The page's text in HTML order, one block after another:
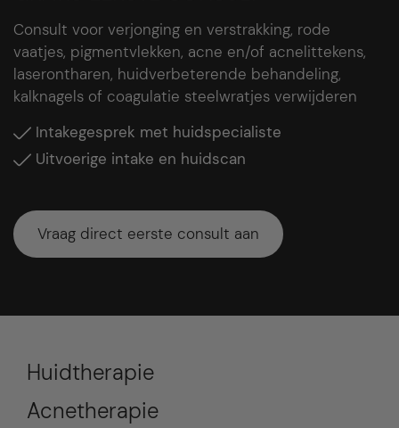
Consult voor verjonging en verstrakking, rode
vaatjes, pigmentvlekken, acne en/of acnelittekens,
laserontharen, huidverbeterende behandeling,
kalknagels of coagulatie steelwratjes verwijderen
Intakegesprek met huidspecialiste
Uitvoerige intake en huidscan
Vraag direct eerste consult aan
Huidtherapie
Acnetherapie